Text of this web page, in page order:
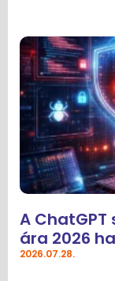
A
ára 2026
2026.07.28.